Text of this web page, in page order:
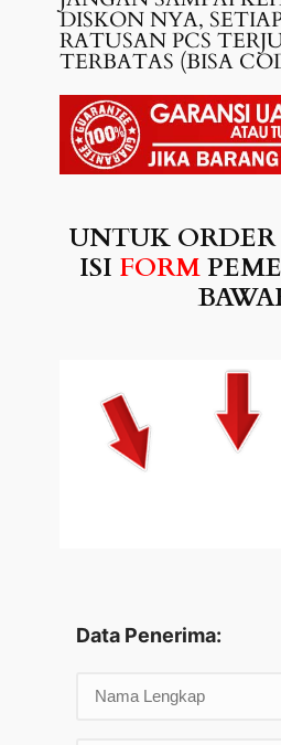
DISKON NYA,
RATUSAN PCS
TERBATAS (BISA
UNTUK
ISI FORM
Data Penerima: